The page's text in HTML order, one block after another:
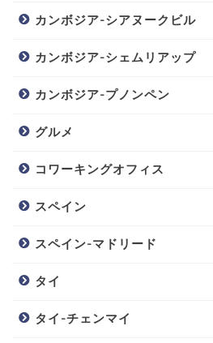
カンボジア-シアヌークビル
カンボジア-シェムリアップ
カンボジア-プノンペン
グルメ
コワーキングオフィス
スペイン
スペイン-マドリード
タイ
タイ-チェンマイ